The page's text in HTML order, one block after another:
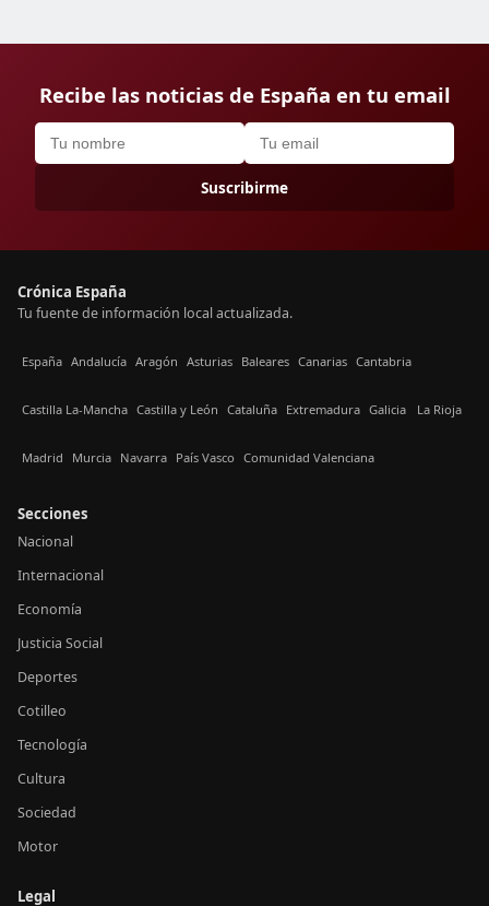
Recibe las noticias de España en tu email
Suscribirme
Crónica España
Tu fuente de información local actualizada.
España Andalucía Aragón Asturias Baleares Canarias Cantabria
Castilla La-Mancha Castilla y León Cataluña Extremadura Galicia La Rioja
Madrid Murcia Navarra País Vasco Comunidad Valenciana
Secciones
Nacional
Internacional
Economía
Justicia Social
Deportes
Cotilleo
Tecnología
Cultura
Sociedad
Motor
Legal